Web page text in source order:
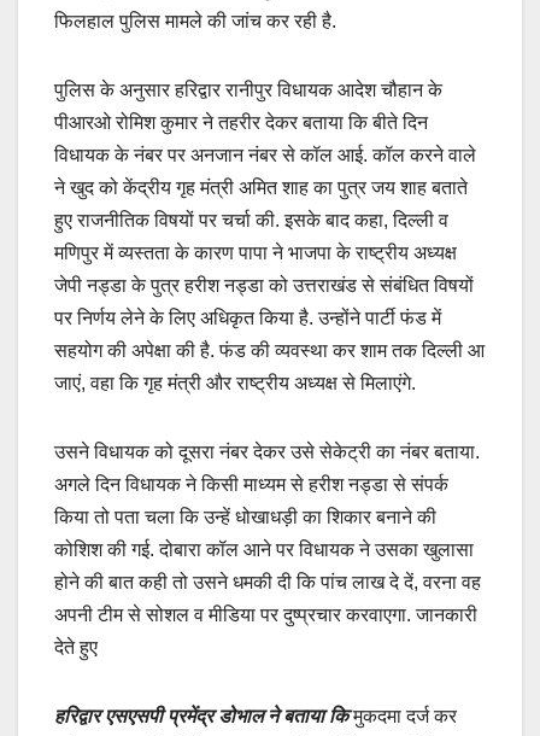
फिलहाल पुलिस मामले की जांच कर रही है.
पुलिस के अनुसार हरिद्वार रानीपुर विधायक आदेश चौहान के
पीआरओ रोमिश कुमार ने तहरीर देकर बताया कि बीते दिन
विधायक के नंबर पर अनजान नंबर से कॉल आई. कॉल करने वाले
ने खुद को केंद्रीय गृह मंत्री अमित शाह का पुत्र जय शाह बताते
हुए राजनीतिक विषयों पर चर्चा की. इसके बाद कहा, दिल्ली व
मणिपुर में व्यस्तता के कारण पापा ने भाजपा के राष्ट्रीय अध्यक्ष
जेपी नड्डा के पुत्र हरीश नड्डा को उत्तराखंड से संबंधित विषयों
पर निर्णय लेने के लिए अधिकृत किया है. उन्होंने पार्टी फंड में
सहयोग की अपेक्षा की है. फंड की व्यवस्था कर शाम तक दिल्ली आ
जाएं, वहा कि गृह मंत्री और राष्ट्रीय अध्यक्ष से मिलाएंगे.
उसने विधायक को दूसरा नंबर देकर उसे सेकेट्री का नंबर बताया.
अगले दिन विधायक ने किसी माध्यम से हरीश नड्डा से संपर्क
किया तो पता चला कि उन्हें धोखाधड़ी का शिकार बनाने की
कोशिश की गई. दोबारा कॉल आने पर विधायक ने उसका खुलासा
होने की बात कही तो उसने धमकी दी कि पांच लाख दे दें, वरना वह
अपनी टीम से सोशल व मीडिया पर दुष्प्रचार करवाएगा. जानकारी
देते हुए
हरिद्वार एसएसपी प्रमेंद्र डोभाल ने बताया कि मुकदमा दर्ज कर